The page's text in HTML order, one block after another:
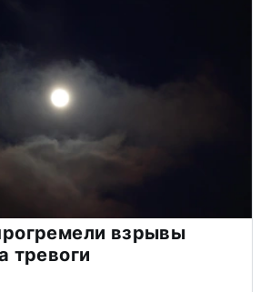
взрывы
тревоги